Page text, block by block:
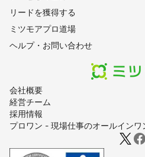
会社概要
経営チーム
採用情報
プロワン - 現場仕事のオールインワ
リードを獲得する
ミツモアプロ道場
ヘルプ・お問い合わせ